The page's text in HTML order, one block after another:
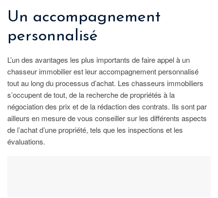
Un accompagnement
personnalisé
L’un des avantages les plus importants de faire appel à un
chasseur immobilier est leur accompagnement personnalisé
tout au long du processus d’achat. Les chasseurs immobiliers
s’occupent de tout, de la recherche de propriétés à la
négociation des prix et de la rédaction des contrats. Ils sont par
ailleurs en mesure de vous conseiller sur les différents aspects
de l’achat d’une propriété, tels que les inspections et les
évaluations.